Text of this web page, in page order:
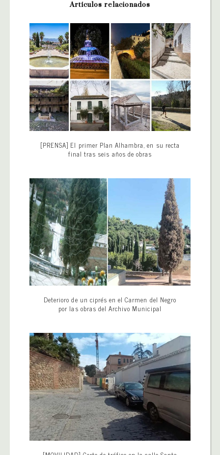
Artículos relacionados
[PRENSA] El primer Plan Alhambra, en su recta
final tras seis años de obras
Deterioro de un ciprés en el Carmen del Negro
por las obras del Archivo Municipal